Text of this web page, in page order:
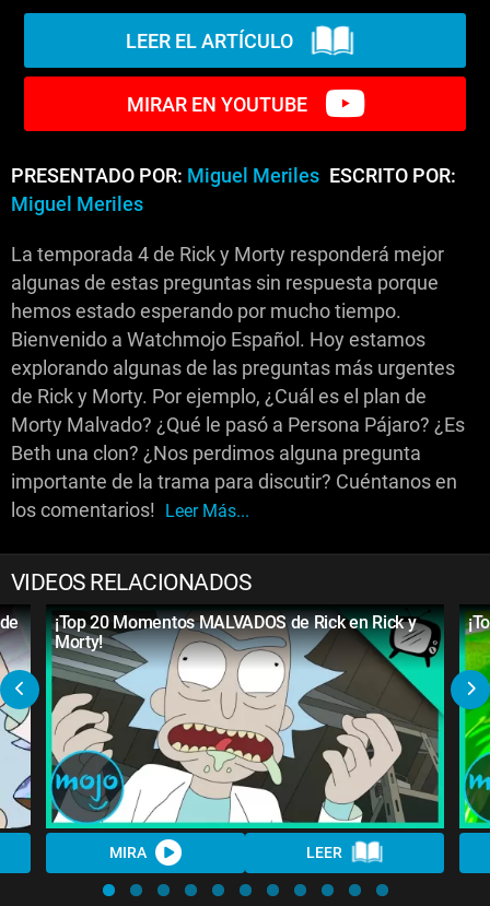
LEER EL ARTÍCULO
MIRAR EN YOUTUBE
PRESENTADO POR: Miguel Meriles ESCRITO POR:
Miguel Meriles
La temporada 4 de Rick y Morty responderá mejor
algunas de estas preguntas sin respuesta porque
hemos estado esperando por mucho tiempo.
Bienvenido a Watchmojo Español. Hoy estamos
explorando algunas de las preguntas más urgentes
de Rick y Morty. Por ejemplo, ¿Cuál es el plan de
Morty Malvado? ¿Qué le pasó a Persona Pájaro? ¿Es
Beth una clon? ¿Nos perdimos alguna pregunta
importante de la trama para discutir? Cuéntanos en
los comentarios! Leer Más...
VIDEOS RELACIONADOS
¡Top 20 Momentos MALVADOS de Rick en Rick y
Morty!
MIRA LEER